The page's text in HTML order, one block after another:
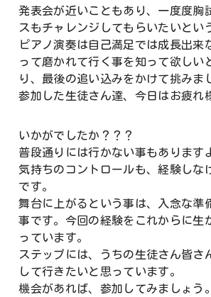
発表会が近いこともあり、一度度胸
スもチャレンジしてもらいたいとい
ピアノ演奏は自己満足では成長出来
って磨かれて行く事を知って欲しい
り、最後の追い込みをかけて挑みま
参加した生徒さん達、今日はお疲れ
いかがでしたか？？？
普段通りには行かない事もあります
気持ちのコントロールも、経験しな
です。
舞台に上がるという事は、入念な準
事です。今回の経験をこれからに生
っています。
ステップには、うちの生徒さん皆さ
して行きたいと思っています。
機会があれば、参加してみましょう。